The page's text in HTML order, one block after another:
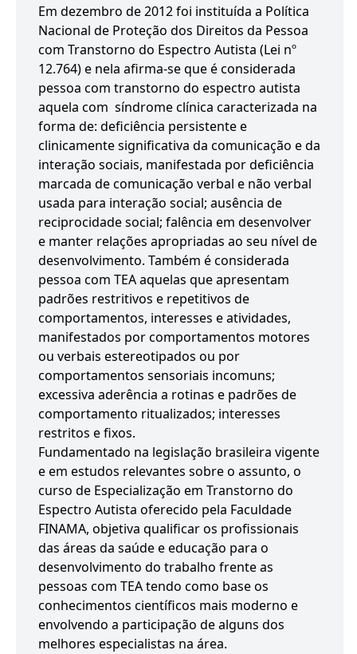
Em dezembro de 2012 foi instituída a Política
Nacional de Proteção dos Direitos da Pessoa
com Transtorno do Espectro Autista (Lei nº
12.764) e nela afirma-se que é considerada
pessoa com transtorno do espectro autista
aquela com síndrome clínica caracterizada na
forma de: deficiência persistente e
clinicamente significativa da comunicação e da
interação sociais, manifestada por deficiência
marcada de comunicação verbal e não verbal
usada para interação social; ausência de
reciprocidade social; falência em desenvolver
e manter relações apropriadas ao seu nível de
desenvolvimento. Também é considerada
pessoa com TEA aquelas que apresentam
padrões restritivos e repetitivos de
comportamentos, interesses e atividades,
manifestados por comportamentos motores
ou verbais estereotipados ou por
comportamentos sensoriais incomuns;
excessiva aderência a rotinas e padrões de
comportamento ritualizados; interesses
restritos e fixos.
Fundamentado na legislação brasileira vigente
e em estudos relevantes sobre o assunto, o
curso de Especialização em Transtorno do
Espectro Autista oferecido pela Faculdade
FINAMA, objetiva qualificar os profissionais
das áreas da saúde e educação para o
desenvolvimento do trabalho frente as
pessoas com TEA tendo como base os
conhecimentos científicos mais moderno e
envolvendo a participação de alguns dos
melhores especialistas na área.